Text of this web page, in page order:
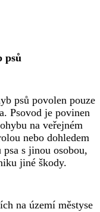
psů
psů povolen pouze
Psovod je povinen
na veřejném
nebo dohledem
s jinou osobou,
jiné škody.
na území městyse